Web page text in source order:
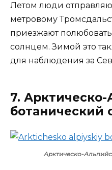
Летом люди
метровому
приезжают
солнцем. Зимой это
для наблюдения за
7.
ботанический
Арктическо-